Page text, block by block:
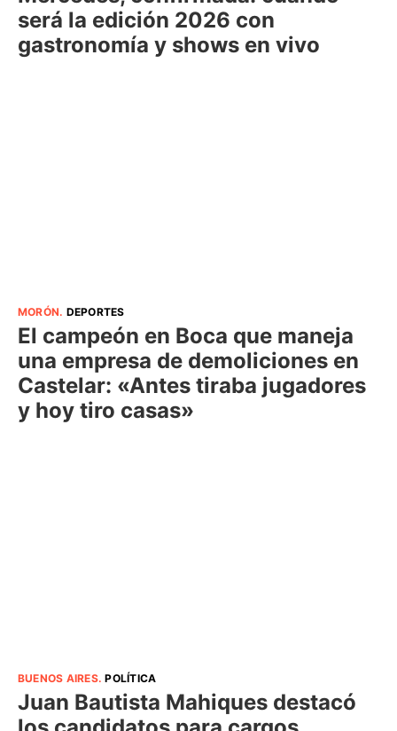
será la edición 2026 con
gastronomía y shows en vivo
MORÓN. DEPORTES
El campeón en Boca que maneja
una empresa de demoliciones en
Castelar: «Antes tiraba jugadores
y hoy tiro casas»
BUENOS AIRES.POLÍTICA
Juan Bautista Mahiques destacó